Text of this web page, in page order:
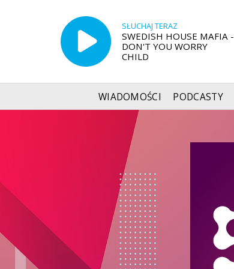
SŁUCHAJ TERAZ
SWEDISH HOUSE MAFIA -
DON'T YOU WORRY
CHILD
WIADOMOŚCI PODCASTY